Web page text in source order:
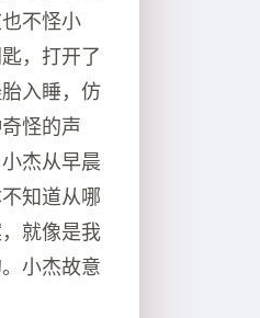
不怪小
，打开了
入睡，仿
怪的声
杰从早晨
知道从哪
就像是我
小杰故意